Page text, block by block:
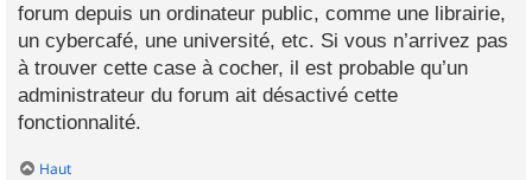
forum depuis un ordinateur public, comme une librairie,
un cybercafé, une université, etc. Si vous n’arrivez pas
à trouver cette case à cocher, il est probable qu’un
administrateur du forum ait désactivé cette
fonctionnalité.
Haut